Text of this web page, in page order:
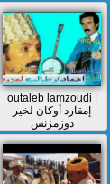
outaleb lamzoudi |
إمقارد أوكان لخير
دوزمزنس